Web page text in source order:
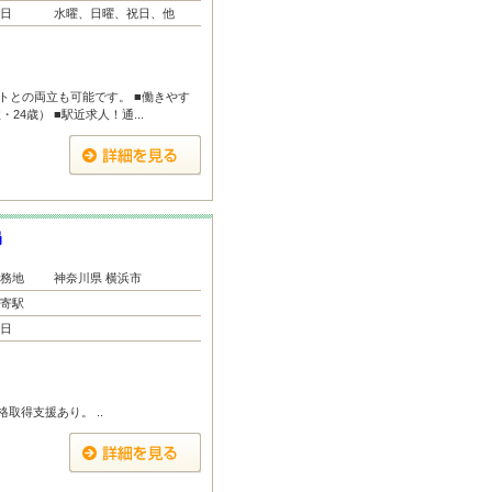
水曜、日曜、祝日、他
との両立も可能です。 ■働きやす
24歳） ■駅近求人！通...
地
神奈川県 横浜市
駅
得支援あり。 ..